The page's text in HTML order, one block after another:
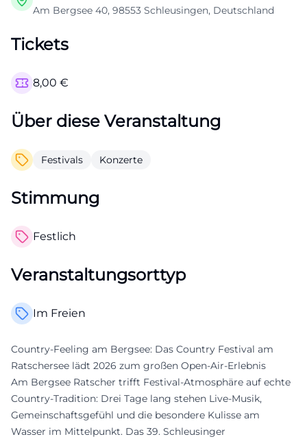
Am Bergsee 40, 98553 Schleusingen, Deutschland
Tickets
8,00 €
Über diese Veranstaltung
Festivals Konzerte
Stimmung
Festlich
Veranstaltungsorttyp
Im Freien
Country-Feeling am Bergsee: Das Country Festival am
Ratschersee lädt 2026 zum großen Open-Air-Erlebnis
Am Bergsee Ratscher trifft Festival-Atmosphäre auf echte
Country-Tradition: Drei Tage lang stehen Live-Musik,
Gemeinschaftsgefühl und die besondere Kulisse am
Wasser im Mittelpunkt. Das 39. Schleusinger